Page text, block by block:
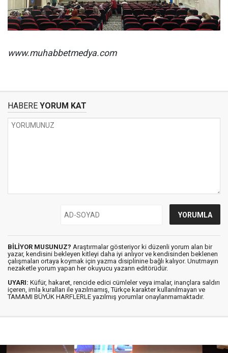
www.muhabbetmedya.com
HABERE YORUM KAT
BİLİYOR MUSUNUZ? Araştırmalar gösteriyor ki düzenli yorum alan bir
yazar, kendisini bekleyen kitleyi daha iyi anlıyor ve kendisinden beklenen
çalışmaları ortaya koymak için yazma disiplinine bağlı kalıyor. Unutmayın
nezaketle yorum yapan her okuyucu yazarın editörüdür.
UYARI: Küfür, hakaret, rencide edici cümleler veya imalar, inançlara saldırı
içeren, imla kuralları ile yazılmamış, Türkçe karakter kullanılmayan ve
TAMAMI BÜYÜK HARFLERLE yazılmış yorumlar onaylanmamaktadır.